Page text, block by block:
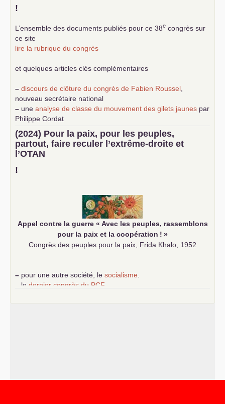
!
L’ensemble des documents publiés pour ce 38e congrès sur
ce site
lire la rubrique du congrès
et quelques articles clés complémentaires
– discours de clôture du congrès de Fabien Roussel
nouveau secrétaire national
– une analyse de classe du mouvement des gilets jaunes par
Philippe Cordat
–
un texte de Jean-Claude Delaunay
le marxisme est la
science sociale de notre temps
–un appel proposé aux partis communistes et ouvrier
d’Europe
–
(2024) Pour la paix, pour les peuples,
partout, faire reculer l’extrême-droite et
l’OTAN
!
Appel contre la guerre « Avec les peuples, rassemblons
pour la paix et la coopération ! »
Congrès des peuples pour la paix, Frida Khalo, 1952
– pour une autre société, le socialisme
le dernier congrès du PCF